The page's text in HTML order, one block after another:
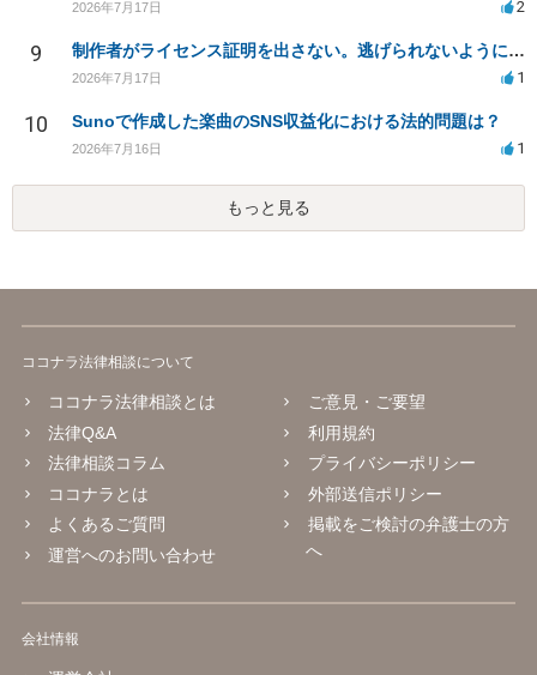
2026年7月17日 2
9 制作者がライセンス証明を出さない。逃げられないように、今すぐ法的に何をすべきか
2026年7月17日 1
10 Sunoで作成した楽曲のSNS収益化における法的問題は？
2026年7月16日 1
もっと見る
ココナラ法律相談について
ココナラ法律相談とは
法律Q&A
法律相談コラム
ココナラとは
よくあるご質問
運営へのお問い合わせ
ご意見・ご要望
利用規約
プライバシーポリシー
外部送信ポリシー
掲載をご検討の弁護士の方
へ
会社情報